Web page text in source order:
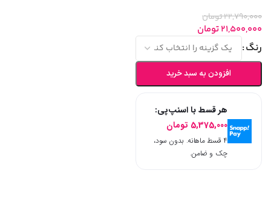
22,790,000تومان
21,500,000تومان
رنگ
افزودن به سبد خرید
هر قسط با اسنپ‌پی:
5,375,000 تومان
۴ قسط ماهانه. بدون سود،
چک و ضامن.